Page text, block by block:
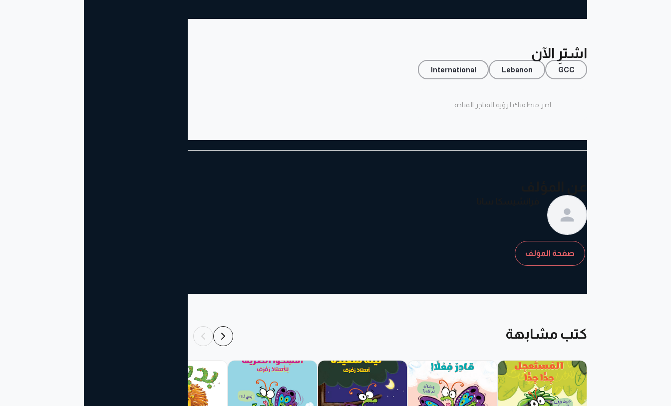
اشترِ الآن
GCC
Lebanon
International
اختر منطقتك لرؤية المتاجر المتاحة
صفحة المؤلف
كتب مشابهة